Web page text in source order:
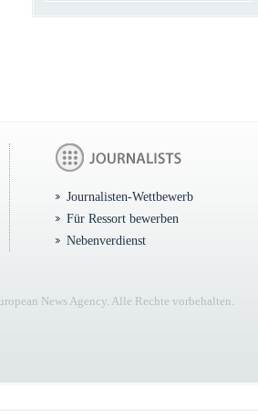
Journalisten-Wettbewerb
Für Ressort bewerben
Nebenverdienst
News Agency. Alle Rechte vorbehalten.